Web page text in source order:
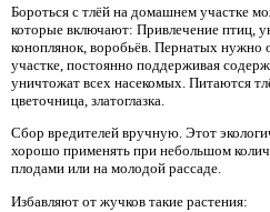
Бороться с тлёй на домашнем участке
которые включают: Привлечение птиц,
коноплянок, воробьёв. Пернатых нужно
участке, постоянно поддерживая
уничтожат всех насекомых. Питаются
цветочница, златоглазка.
Сбор вредителей вручную. Этот
хорошо применять при небольшом
плодами или на молодой рассаде.
Избавляют от жучков такие растения: